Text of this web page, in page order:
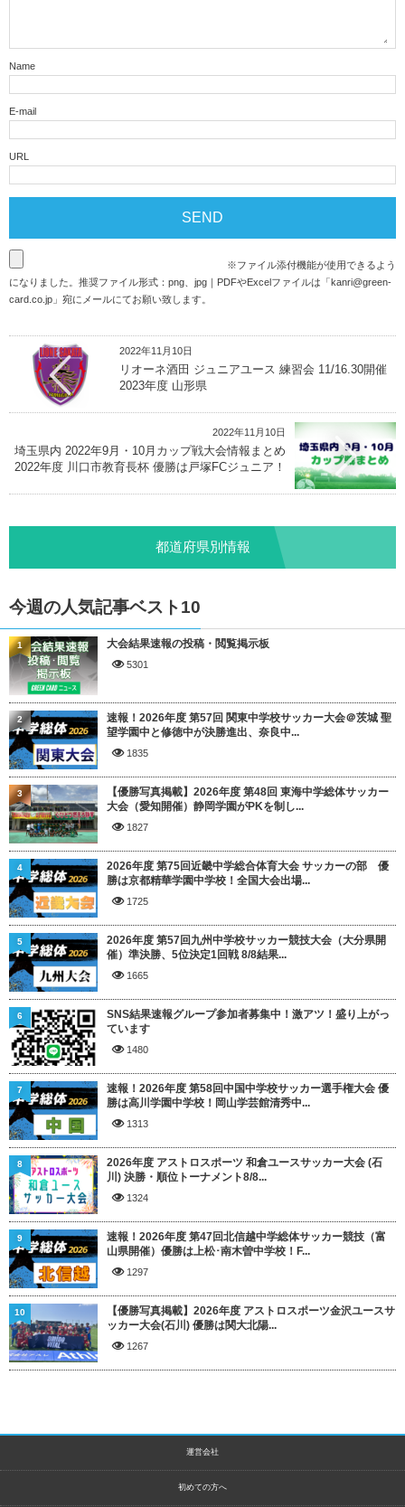
Name
E-mail
URL
※ファイル添付機能が使用できるよう
になりました。推奨ファイル形式：png、jpg｜PDFやExcelファイルは「kanri@green-
card.co.jp 」宛にメールにてお願い致します。
2022年11月10日
リオーネ酒田 ジュニアユース 練習会 11/16.30開催
2023年度 山形県
2022年11月10日
埼玉県内 2022年9月・10月カップ戦大会情報まとめ
2022年度 川口市教育長杯 優勝は戸塚FCジュニア！
都道府県別情報
今週の人気記事ベスト10
大会結果速報の投稿・閲覧掲示板
5301
1
速報！2026年度 第57回 関東中学校サッカー大会＠茨城 聖
望学園中と修徳中が決勝進出、奈良中...
1835
2
【優勝写真掲載】2026年度 第48回 東海中学総体サッカー
大会（愛知開催）静岡学園がPKを制し...
1827
3
2026年度 第75回近畿中学総合体育大会 サッカーの部 優
勝は京都精華学園中学校！全国大会出場...
1725
4
2026年度 第57回九州中学校サッカー競技大会（大分県開
催）準決勝、5位決定1回戦 8/8結果...
1665
5
SNS結果速報グループ参加者募集中！激アツ！盛り上がっ
ています
1480
6
速報！2026年度 第58回中国中学校サッカー選手権大会 優
勝は高川学園中学校！岡山学芸館清秀中...
1313
7
2026年度 アストロスポーツ 和倉ユースサッカー大会 (石
川) 決勝・順位トーナメント8/8...
1324
8
速報！2026年度 第47回北信越中学総体サッカー競技（富
山県開催）優勝は上松･南木曽中学校！F...
1297
9
【優勝写真掲載】2026年度 アストロスポーツ金沢ユースサ
ッカー大会(石川) 優勝は関大北陽...
1267
10
運営会社
初めての方へ